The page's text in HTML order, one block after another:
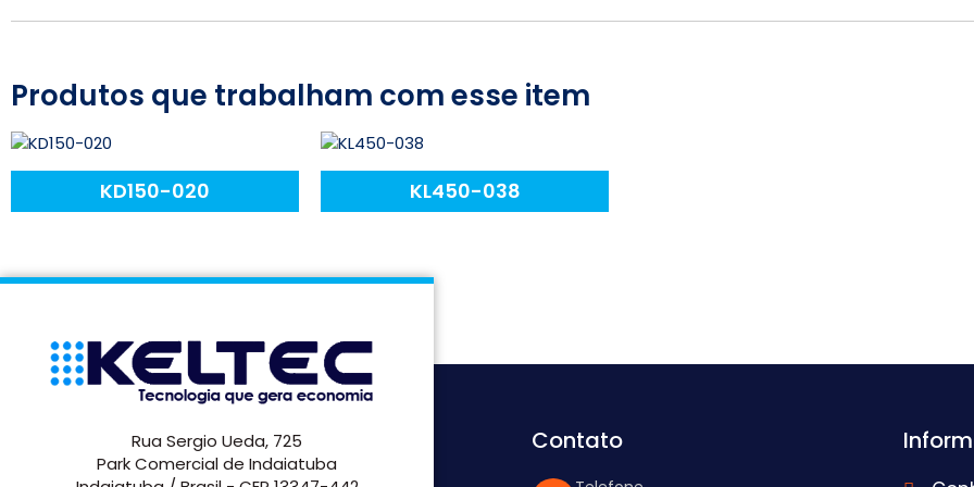
Produtos que trabalham com esse item
KD150-020 KL450-038
Rua Sergio Ueda, 725
Park Comercial de Indaiatuba
Contato